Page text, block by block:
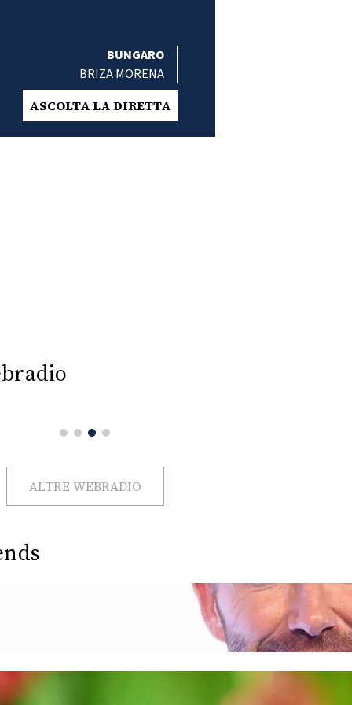
BUNGARO
BRIZA MORENA
ASCOLTA LA DIRETTA
ALTRE WEBRADIO